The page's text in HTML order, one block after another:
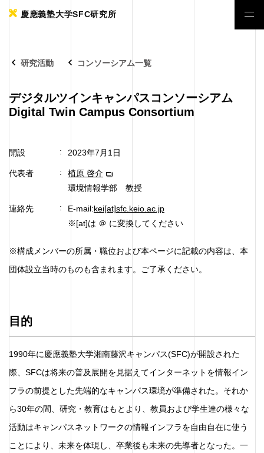
慶應義塾大学SFC研究所
研究活動 コンソーシアム一覧
デジタルツインキャンパスコンソーシアム
Digital Twin Campus Consortium
開設 2023年7月1日
代表者
植原 啓介
環境情報学部 教授
連絡先 E-mail:kei[at]sfc.keio.ac.jp
※[at]は ＠ に変換してください
※構成メンバーの所属・職位および本ページに記載の内容は、本
団体設立当時のものも含まれます。ご了承ください。
目的
1990年に慶應義塾大学湘南藤沢キャンパス(SFC)が開設された
際、SFCは将来の普及展開を見据えてインターネットを情報イン
フラの前提とした先端的なキャンパス環境が準備された。それか
ら30年の間、研究・教育はもとより、教員および学生達の様々な
活動はキャンパスネットワークの情報インフラを自由自在に使う
ことにより、未来を体現し、卒業後も未来の先導者となった。一